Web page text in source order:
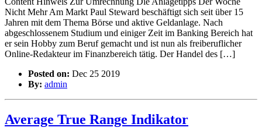
Nicht Mehr Am Markt Paul Steward beschäftigt sich seit über 15
Jahren mit dem Thema Börse und aktive Geldanlage. Nach
abgeschlossenem Studium und einiger Zeit im Banking Bereich hat
er sein Hobby zum Beruf gemacht und ist nun als freiberuflicher
Online-Redakteur im Finanzbereich tätig. Der Handel des […]
Posted on: Dec 25 2019
By: admin
Average True Range Indikator